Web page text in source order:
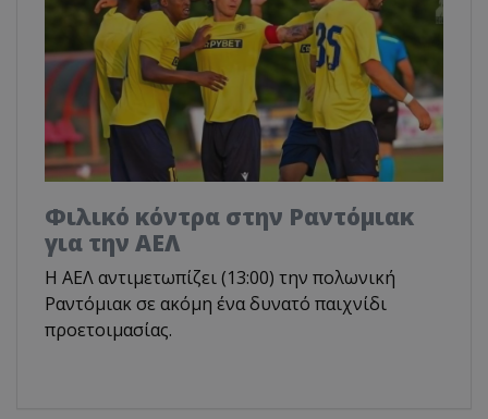
Φιλικό κόντρα στην Ραντόμιακ
για την ΑΕΛ
H ΑΕΛ αντιμετωπίζει (13:00) την πολωνική
Ραντόμιακ σε ακόμη ένα δυνατό παιχνίδι
προετοιμασίας.